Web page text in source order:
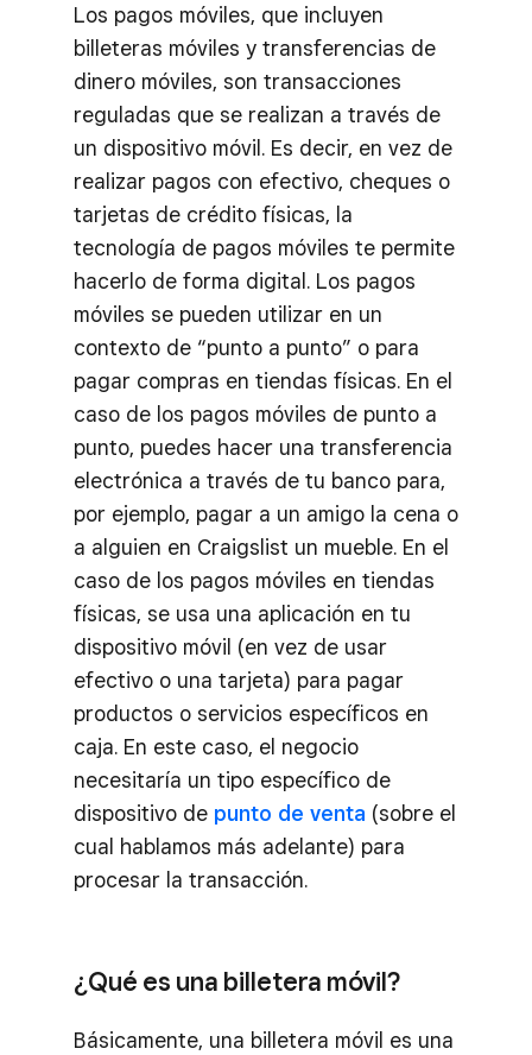
Los pagos móviles, que incluyen
billeteras móviles y transferencias de
dinero móviles, son transacciones
reguladas que se realizan a través de
un dispositivo móvil. Es decir, en vez de
realizar pagos con efectivo, cheques o
tarjetas de crédito físicas, la
tecnología de pagos móviles te permite
hacerlo de forma digital. Los pagos
móviles se pueden utilizar en un
contexto de “punto a punto” o para
pagar compras en tiendas físicas. En el
caso de los pagos móviles de punto a
punto, puedes hacer una transferencia
electrónica a través de tu banco para,
por ejemplo, pagar a un amigo la cena o
a alguien en Craigslist un mueble. En el
caso de los pagos móviles en tiendas
físicas, se usa una aplicación en tu
dispositivo móvil (en vez de usar
efectivo o una tarjeta) para pagar
productos o servicios específicos en
caja. En este caso, el negocio
necesitaría un tipo específico de
dispositivo de punto de venta (sobre el
cual hablamos más adelante) para
procesar la transacción.
¿Qué es una billetera móvil?
Básicamente, una billetera móvil es una